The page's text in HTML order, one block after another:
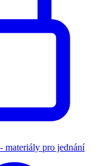
materiály pro jednání